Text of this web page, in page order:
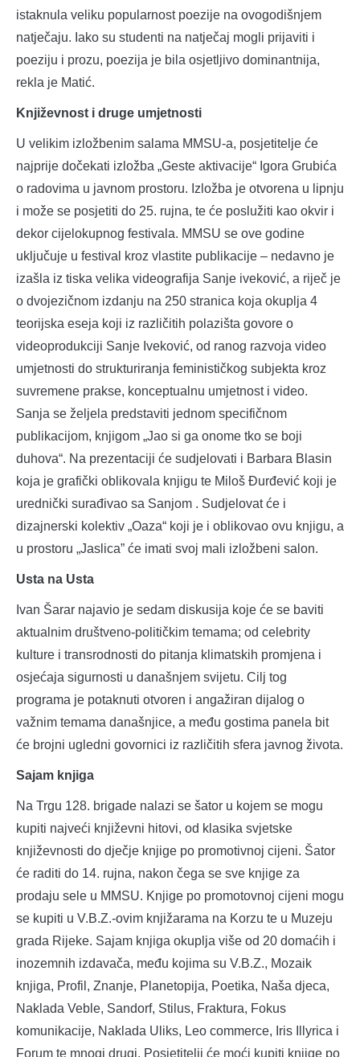
istaknula veliku popularnost poezije na ovogodišnjem
natječaju. Iako su studenti na natječaj mogli prijaviti i
poeziju i prozu, poezija je bila osjetljivo dominantnija,
rekla je Matić.
Književnost i druge umjetnosti
U velikim izložbenim salama MMSU-a, posjetitelje će
najprije dočekati izložba „Geste aktivacije“ Igora Grubića
o radovima u javnom prostoru. Izložba je otvorena u lipnju
i može se posjetiti do 25. rujna, te će poslužiti kao okvir i
dekor cijelokupnog festivala. MMSU se ove godine
uključuje u festival kroz vlastite publikacije – nedavno je
izašla iz tiska velika videografija Sanje iveković, a riječ je
o dvojezičnom izdanju na 250 stranica koja okuplja 4
teorijska eseja koji iz različitih polazišta govore o
videoprodukciji Sanje Iveković, od ranog razvoja video
umjetnosti do strukturiranja feminističkog subjekta kroz
suvremene prakse, konceptualnu umjetnost i video.
Sanja se željela predstaviti jednom specifičnom
publikacijom, knjigom „Jao si ga onome tko se boji
duhova“. Na prezentaciji će sudjelovati i Barbara Blasin
koja je grafički oblikovala knjigu te Miloš Đurđević koji je
urednički surađivao sa Sanjom . Sudjelovat će i
dizajnerski kolektiv „Oaza“ koji je i oblikovao ovu knjigu, a
u prostoru „Jaslica” će imati svoj mali izložbeni salon.
Usta na Usta
Ivan Šarar najavio je sedam diskusija koje će se baviti
aktualnim društveno-političkim temama; od celebrity
kulture i transrodnosti do pitanja klimatskih promjena i
osjećaja sigurnosti u današnjem svijetu. Cilj tog
programa je potaknuti otvoren i angažiran dijalog o
važnim temama današnjice, a među gostima panela bit
će brojni ugledni govornici iz različitih sfera javnog života.
Sajam knjiga
Na Trgu 128. brigade nalazi se šator u kojem se mogu
kupiti najveći književni hitovi, od klasika svjetske
književnosti do dječje knjige po promotivnoj cijeni. Šator
će raditi do 14. rujna, nakon čega se sve knjige za
prodaju sele u MMSU. Knjige po promotovnoj cijeni mogu
se kupiti u V.B.Z.-ovim knjižarama na Korzu te u Muzeju
grada Rijeke. Sajam knjiga okuplja više od 20 domaćih i
inozemnih izdavača, među kojima su V.B.Z., Mozaik
knjiga, Profil, Znanje, Planetopija, Poetika, Naša djeca,
Naklada Veble, Sandorf, Stilus, Fraktura, Fokus
komunikacije, Naklada Uliks, Leo commerce, Iris Illyrica i
Forum te mnogi drugi. Posjetitelji će moći kupiti knjige po